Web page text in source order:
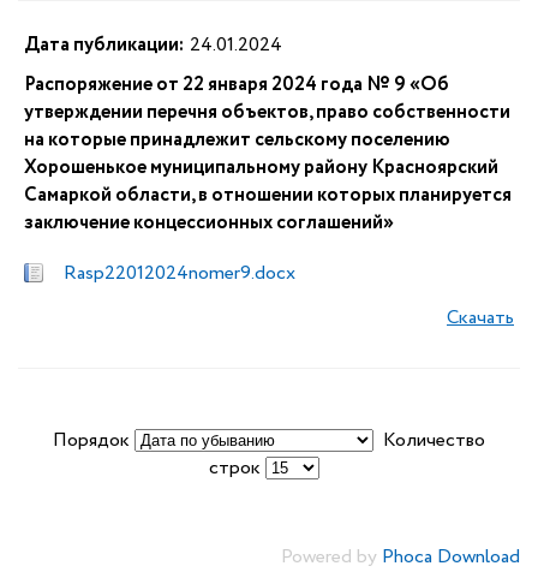
Дата публикации: 24.01.2024
Распоряжение от 22 января 2024 года № 9 «Об
утверждении перечня объектов, право собственности
на которые принадлежит сельскому поселению
Хорошенькое муниципальному району Красноярский
Самаркой области, в отношении которых планируется
заключение концессионных соглашений»
Rasp22012024nomer9.docx
Скачать
Порядок
Количество
строк
Powered by Phoca Download